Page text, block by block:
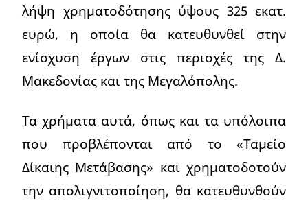
λήψη χρηματοδότησης ύψους 325 εκατ.
ευρώ, η οποία θα κατευθυνθεί στην
ενίσχυση έργων στις περιοχές της Δ.
Μακεδονίας και της Μεγαλόπολης.
Τα χρήματα αυτά, όπως και τα υπόλοιπα
που προβλέπονται από το «Ταμείο
Δίκαιης Μετάβασης» και χρηματοδοτούν
την απολιγνιτοποίηση, θα κατευθυνθούν